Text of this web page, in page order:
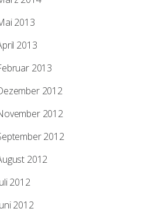
2013
2013
2013
2012
2012
2012
2012
2012
2012